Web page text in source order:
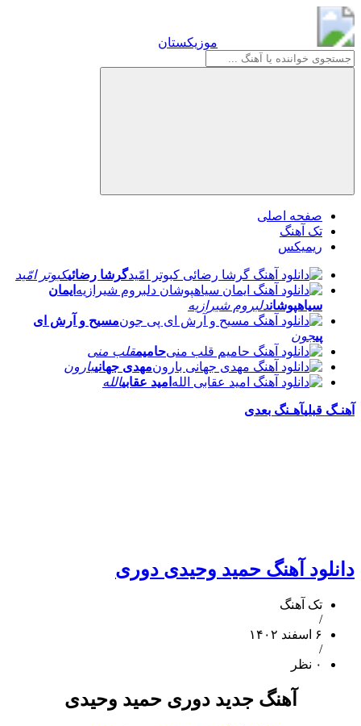
موزیکستان
صفحه اصلی
تک آهنگ
ریمیکس
گرشا رضائیکبوتر امّید
ایمان
سیاهپوشاندلبروم شیرازیه
مسیح و آرش ای
پیجون
حامیمقلب منی
مهدی جهانیبارون
امید عقابیالله
آهنـگ قبلیآهـنگ بعدی
دانلود آهنگ حمید وحیدی دوری
تک آهنگ
/
۶ اسفند ۱۴۰۲
/
۰ نظر
آهنگ جدید دوری حمید وحیدی